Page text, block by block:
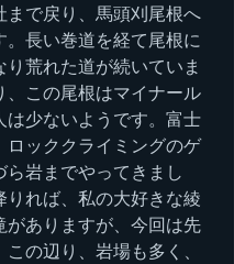
まで戻り、馬頭刈尾根へ
。長い巻道を経て尾根に
り荒れた道が続いていま
、この尾根はマイナール
は少ないようです。富士
ロッククライミングのゲ
ら岩までやってきまし
りれば、私の大好きな綾
がありますが、今回は先
の辺り、岩場も多く、